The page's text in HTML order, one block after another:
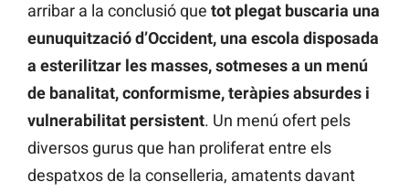
arribar a la conclusió que tot plegat buscaria una
eunuquització d’Occident, una escola disposada
a esterilitzar les masses, sotmeses a un menú
de banalitat, conformisme, teràpies absurdes i
vulnerabilitat persistent. Un menú ofert pels
diversos gurus que han proliferat entre els
despatxos de la conselleria, amatents davant